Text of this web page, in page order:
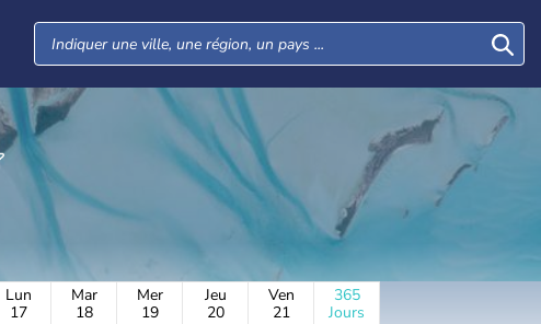
Lun
17
Mar
18
Mer
19
Jeu
20
Ven
21
365
Jours